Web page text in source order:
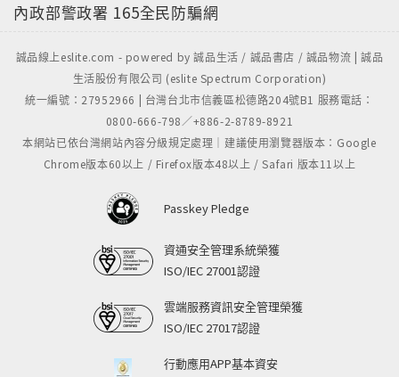
內政部警政署 165全民防騙網
誠品線上eslite.com - powered by 誠品生活 / 誠品書店 / 誠品物流 | 誠品
生活股份有限公司 (eslite Spectrum Corporation)
統一編號：27952966 | 台灣台北市信義區松德路204號B1 服務電話：
0800-666-798／+886-2-8789-8921
本網站已依台灣網站內容分級規定處理｜建議使用瀏覽器版本：Google
Chrome版本60以上 / Firefox版本48以上 / Safari 版本11以上
Passkey Pledge
資通安全管理系統榮獲
ISO/IEC 27001認證
雲端服務資訊安全管理榮獲
ISO/IEC 27017認證
行動應用APP基本資安